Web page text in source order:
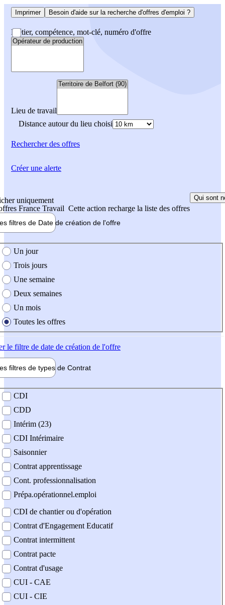
Imprimer Besoin d'aide sur la recherche d'offres d'emploi ?
Métier, compétence, mot-clé, numéro d'offre
Lieu de travail
Distance autour du lieu choisi
Rechercherdes offres
uniquement
France Travail Cette action recharge la liste des offres
Qui sont
filtres de Date de création de l'offre
création de l'offre
Un jour
Trois jours
Une semaine
Deux semaines
Un mois
Toutes les offres
le filtre de date de création de l'offre
filtres de types de Contrat
contrat
CDI
CDD
Intérim (23)
CDI Intérimaire
Saisonnier
Contrat apprentissage
Cont. professionnalisation
Prépa.opérationnel.emploi
CDI de chantier ou d'opération
Contrat d'Engagement Educatif
Contrat intermittent
Contrat pacte
Contrat d'usage
CUI - CAE
CUI - CIE
Créer une alerte